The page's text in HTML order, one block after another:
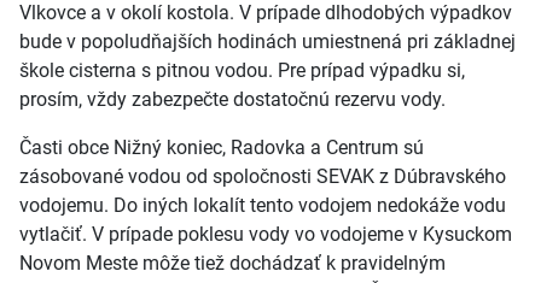
Vlkovce a v okolí kostola. V prípade dlhodobých výpadkov
bude v popoludňajších hodinách umiestnená pri základnej
škole cisterna s pitnou vodou. Pre prípad výpadku si,
prosím, vždy zabezpečte dostatočnú rezervu vody.
Časti obce Nižný koniec, Radovka a Centrum sú
zásobované vodou od spoločnosti SEVAK z Dúbravského
vodojemu. Do iných lokalít tento vodojem nedokáže vodu
vytlačiť. V prípade poklesu vody vo vodojeme v Kysuckom
Novom Meste môže tiež dochádzať k pravidelným